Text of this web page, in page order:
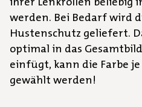
werden. Bei Bedarf wird
Hustenschutz geliefert.
optimal in das
einfügt, kann die Farbe
gewählt werden!